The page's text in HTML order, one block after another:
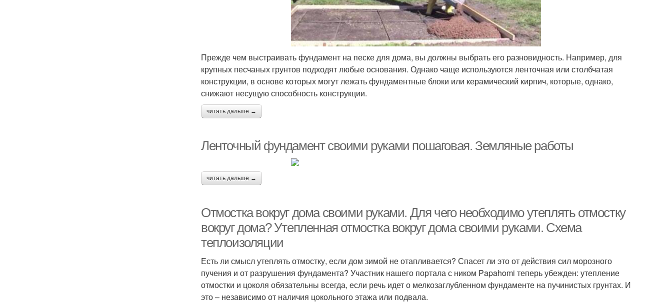
Прежде чем выстраивать фундамент на песке для дома, вы должны выбрать его разновидность. Например, для
крупных песчаных грунтов подходят любые основания. Однако чаще используются ленточная или столбчатая
конструкции, в основе которых могут лежать фундаментные блоки или керамический кирпич, которые, однако,
снижают несущую способность конструкции.
читать дальше →
Ленточный фундамент своими руками пошаговая. Земляные работы
читать дальше →
Отмостка вокруг дома своими руками. Для чего необходимо утеплять отмостку
вокруг дома? Утепленная отмостка вокруг дома своими руками. Схема
теплоизоляции
Есть ли смысл утеплять отмостку, если дом зимой не отапливается? Спасет ли это от действия сил морозного
пучения и от разрушения фундамента? Участник нашего портала с ником Papahomi теперь убежден: утепление
отмостки и цоколя обязательны всегда, если речь идет о мелкозаглубленном фундаменте на пучинистых грунтах. И
это – независимо от наличия цокольного этажа или подвала.